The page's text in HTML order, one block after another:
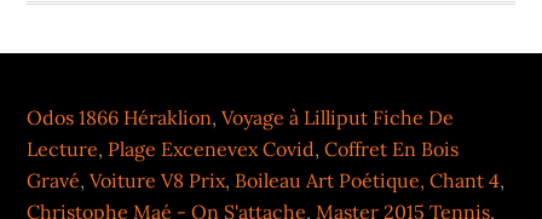
Odos 1866 Héraklion,Voyage à Lilliput Fiche De
Lecture, Plage Excenevex Covid,Coffret En Bois
Gravé,Voiture V8 Prix, Boileau Art Poétique, Chant 4,
Christophe Maé - On S'attache,Master 2015 Tennis,